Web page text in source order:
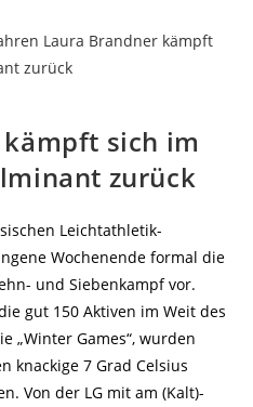
sich im
zurück
Leichtathletik-
Wochenende formal die
und Siebenkampf vor.
gut 150 Aktiven im Weit des
„Winter Games“, wurden
knackige 7 Grad Celsius
Von der LG mit am (Kalt)-